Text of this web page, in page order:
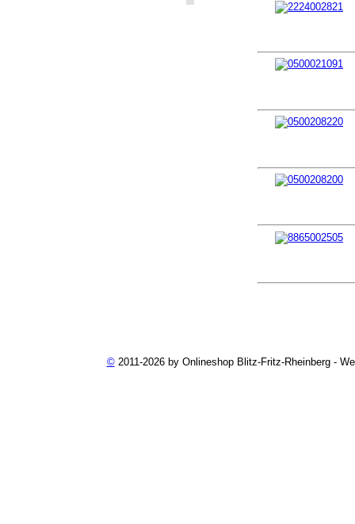
©2011-2026 by Onlineshop Blitz-Fritz-Rheinberg -